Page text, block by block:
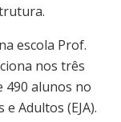
escola Prof.
nos três
490 alunos no
Adultos (EJA).